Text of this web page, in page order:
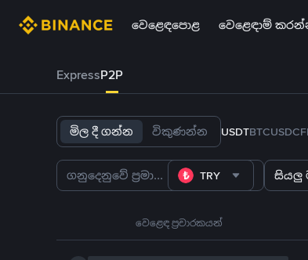
වෙළෙඳපොළ වෙළෙඳාම්
ExpressP2P
මිල දී ගන්න විකුණන්න USDTBTCUSDC
TRY සියලු
වෙළෙඳ ප්‍රචාරකයන්